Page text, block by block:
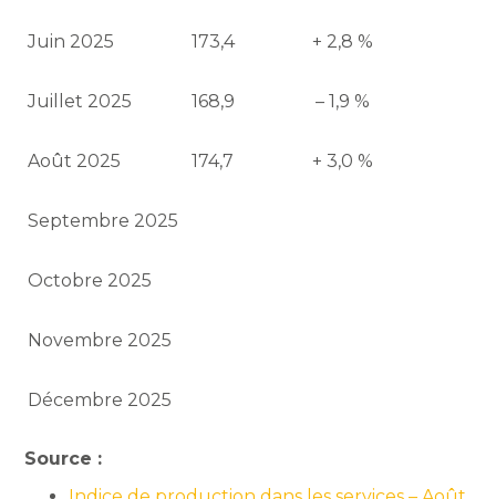
Juin 2025 173,4 + 2,8 %
Juillet 2025 168,9 – 1,9 %
Août 2025 174,7 + 3,0 %
Septembre 2025
Octobre 2025
Novembre 2025
Décembre 2025
Source :